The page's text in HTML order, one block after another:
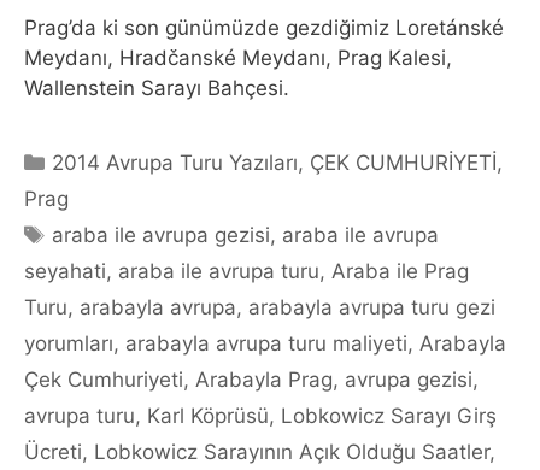
Prag’da ki son günümüzde gezdiğimiz Loretánské
Meydanı, Hradčanské Meydanı, Prag Kalesi,
Wallenstein Sarayı Bahçesi.
Categories
2014 Avrupa Turu Yazıları, ÇEK CUMHURİYETİ,
Prag
Tags
araba ile avrupa gezisi, araba ile avrupa
seyahati, araba ile avrupa turu, Araba ile Prag
Turu, arabayla avrupa, arabayla avrupa turu gezi
yorumları, arabayla avrupa turu maliyeti, Arabayla
Çek Cumhuriyeti, Arabayla Prag, avrupa gezisi,
avrupa turu, Karl Köprüsü, Lobkowicz Sarayı Girş
Ücreti, Lobkowicz Sarayının Açık Olduğu Saatler,